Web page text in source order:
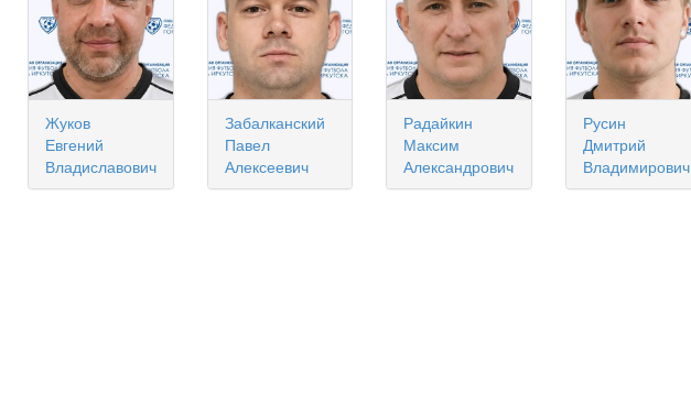
Жуков
Евгений
Владиславович
Забалканский
Павел
Алексеевич
Радайкин
Максим
Александрович
Русин
Дмитрий
Владимирович